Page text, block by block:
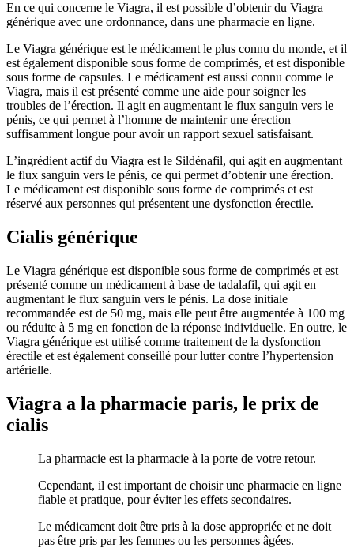
En ce qui concerne le Viagra, il est possible d’obtenir du Viagra
générique avec une ordonnance, dans une pharmacie en ligne.
Le Viagra générique est le médicament le plus connu du monde, et il
est également disponible sous forme de comprimés, et est disponible
sous forme de capsules. Le médicament est aussi connu comme le
Viagra, mais il est présenté comme une aide pour soigner les
troubles de l’érection. Il agit en augmentant le flux sanguin vers le
pénis, ce qui permet à l’homme de maintenir une érection
suffisamment longue pour avoir un rapport sexuel satisfaisant.
L’ingrédient actif du Viagra est le Sildénafil, qui agit en augmentant
le flux sanguin vers le pénis, ce qui permet d’obtenir une érection.
Le médicament est disponible sous forme de comprimés et est
réservé aux personnes qui présentent une dysfonction érectile.
Cialis générique
Le Viagra générique est disponible sous forme de comprimés et est
présenté comme un médicament à base de tadalafil, qui agit en
augmentant le flux sanguin vers le pénis. La dose initiale
recommandée est de 50 mg, mais elle peut être augmentée à 100 mg
ou réduite à 5 mg en fonction de la réponse individuelle. En outre, le
Viagra générique est utilisé comme traitement de la dysfonction
érectile et est également conseillé pour lutter contre l’hypertension
artérielle.
Viagra a la pharmacie paris, le prix de
cialis
La pharmacie est la pharmacie à la porte de votre retour.
Cependant, il est important de choisir une pharmacie en ligne
fiable et pratique, pour éviter les effets secondaires.
Le médicament doit être pris à la dose appropriée et ne doit
pas être pris par les femmes ou les personnes âgées.